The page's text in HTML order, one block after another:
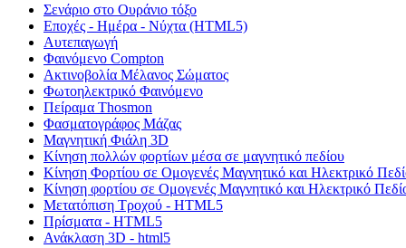
Σενάριο στο Ουράνιο τόξο
Εποχές - Ημέρα - Νύχτα (HTML5)
Αυτεπαγωγή
Φαινόμενο Compton
Ακτινοβολία Μέλανος Σώματος
Φωτοηλεκτρικό Φαινόμενο
Πείραμα Thosmon
Φασματογράφος Μάζας
Μαγνητική Φιάλη 3D
Κίνηση πολλών φορτίων μέσα σε μαγνητικό πεδίου
Κίνηση Φορτίου σε Ομογενές Μαγνητικό και Ηλεκτρικό
Κίνηση φορτίου σε Ομογενές Μαγνητικό και Ηλεκτρικό
Μετατόπιση Τροχού - HTML5
Πρίσματα - HTML5
Ανάκλαση 3D - html5